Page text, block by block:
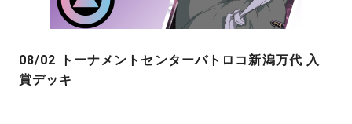
08/02 トーナメントセンターバトロコ新潟万代 入
賞デッキ